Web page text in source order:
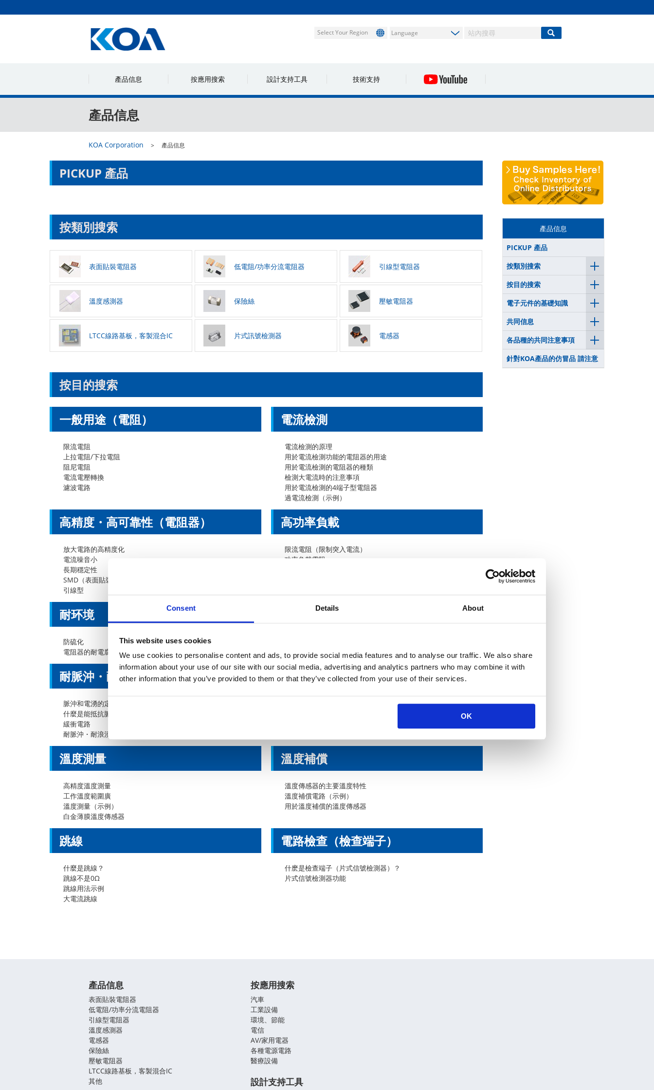
Consent Details About
This website uses cookies
We use cookies to personalise content and ads, to provide social media features and to analyse our traffic. We also share
information about your use of our site with our social media, advertising and analytics partners who may combine it with
other information that you’ve provided to them or that they’ve collected from your use of their services.
OK
Select Your Region
產品信息 按應用搜索 設計支持工具 技術支持
產品信息
KOA Corporation 產品信息
PICKUP 產品
按類別搜索
表面貼裝電阻器 低電阻/功率分流電阻器 引線型電阻器
溫度感測器 保險絲 壓敏電阻器
LTCC線路基板，客製混合IC 片式訊號檢測器 電感器
按目的搜索
一般用途（電阻）
限流電阻
上拉電阻/下拉電阻
阻尼電阻
電流電壓轉換
濾波電路
電流檢測
電流檢測的原理
用於電流檢測功能的電阻器的用途
用於電流檢測的電阻器的種類
檢測大電流時的注意事項
用於電流檢測的4端子型電阻器
過電流檢測（示例）
高精度・高可靠性（電阻器）
放大電路的高精度化
電流噪音小
長期穩定性
SMD（表面貼裝）類型
引線型
高功率負載
限流電阻（限制突入電流）
功率負載電阻
耐环境
防硫化
電阻器的耐電腐蝕
耐高壓
用於高壓檢測的分壓器
耐脈沖・耐浪湧
脈沖和電湧的定義
什麼是能抵抗脈沖和電湧的電阻器？
緩衝電路
耐脈沖・耐浪湧電阻器陣容
耐溫度變化產品 表面貼裝型
溫度測量
高精度溫度測量
工作溫度範圍廣
溫度測量（示例）
白金薄膜溫度傳感器
溫度補償
溫度傳感器的主要溫度特性
溫度補償電路（示例）
用於溫度補償的溫度傳感器
跳線
什麼是跳線？
跳線不是0Ω
跳線用法示例
大電流跳線
電路檢查（檢查端子）
什麽是檢查端子（片式信號檢測器）？
片式信號檢測器功能
產品信息
PICKUP 產品
按類別搜索
按目的搜索
電子元件的基礎知識
共同信息
各品種的共同注意事項
針對KOA產品的仿冒品 請注意
產品信息
表面貼裝電阻器
低電阻/功率分流電阻器
引線型電阻器
溫度感測器
電感器
保險絲
壓敏電阻器
LTCC線路基板，客製混合IC
其他
按應用搜索
汽車
工業設備
環境、節能
電信
AV/家用電器
各種電源電路
醫療設備
設計支持工具